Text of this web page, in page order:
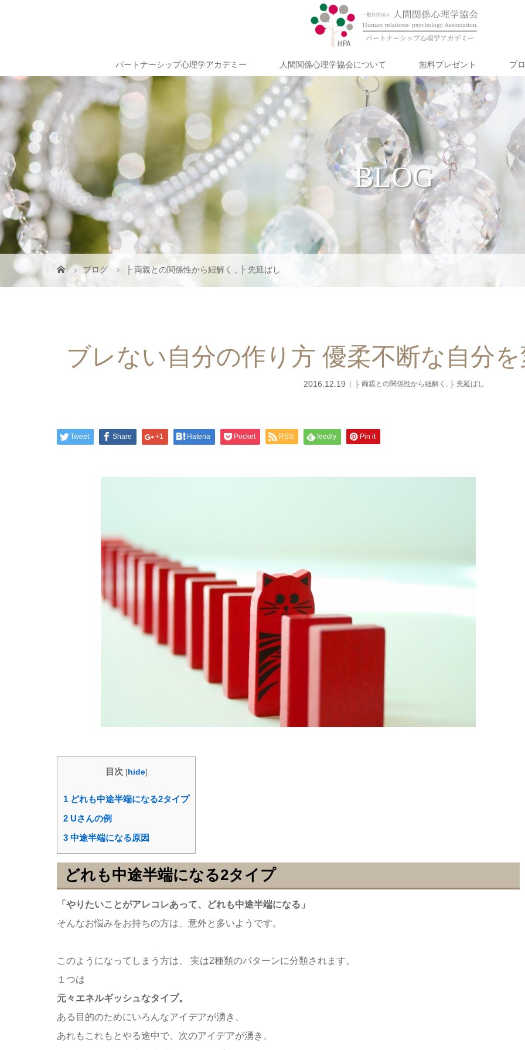
パートナーシップ心理学アカデミー 人間関係心理学協会について 無料プレゼント プ
BLOG
ブログ ├ 両親との関係性から紐解く ├ 先延ばし
ブレない自分の作り方 優柔不断な自分
2016.12.19 ├ 両親との関係性から紐解く , ├ 先延ばし
Tweet Share +1 Hatena Pocket RSS feedly Pin it
目次 [hide]
1 どれも中途半端になる2タイプ
2 Uさんの例
3 中途半端になる原因
どれも中途半端になる2タイプ
「やりたいことがアレコレあって、どれも中途半端になる」
そんなお悩みをお持ちの方は、意外と多いようです。
このようになってしまう方は、 実は2種類のパターンに分類されます。
１つは
元々エネルギッシュなタイプ。
ある目的のためにいろんなアイデアが湧き、
あれもこれもとやる途中で、次のアイデアが湧き、